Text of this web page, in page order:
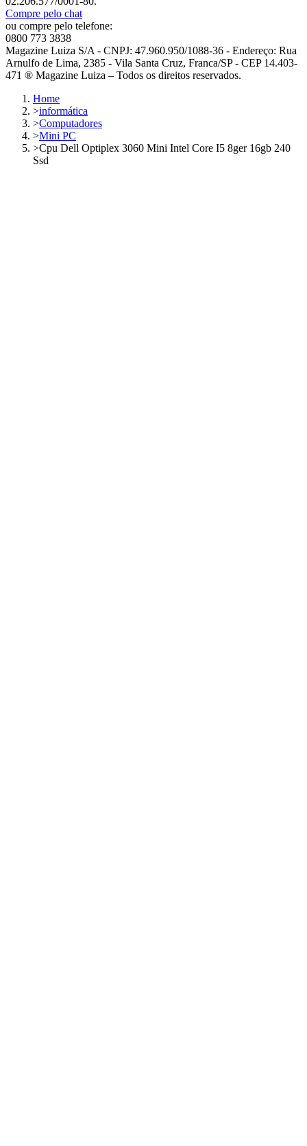
Compre pelo chat
ou compre pelo telefone:
0800 773 3838
Magazine Luiza S/A - CNPJ: 47.960.950/1088-36 - Endereço: Rua
Arnulfo de Lima, 2385 - Vila Santa Cruz, Franca/SP - CEP 14.403-
471 ® Magazine Luiza – Todos os direitos reservados.
Home
>informática
>Computadores
>Mini PC
>Cpu Dell Optiplex 3060 Mini Intel Core I5 8ger 16gb 240
Ssd